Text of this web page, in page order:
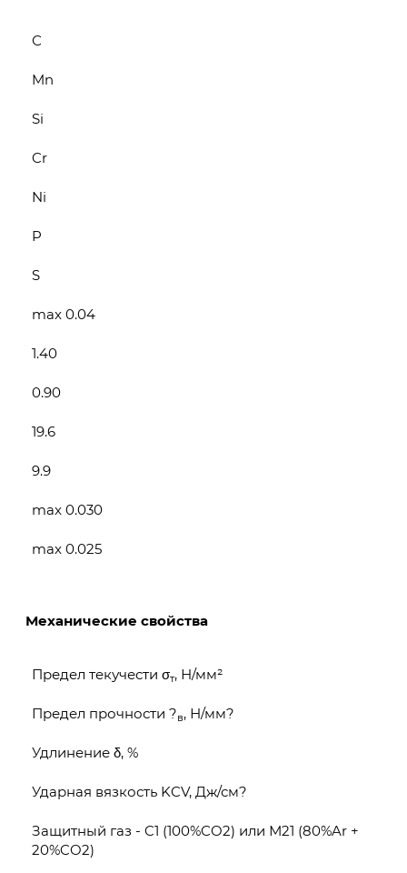
С
Mn
Si
Cr
Ni
P
S
max 0.04
1.40
0.90
19.6
9.9
max 0.030
max 0.025
Механические свойства
Предел текучести σт, Н/мм²
Предел прочности ?в, Н/мм?
Удлинение δ, %
Ударная вязкость KCV, Дж/см?
Защитный газ - C1 (100%CO2) или М21 (80%Ar +
20%CO2)